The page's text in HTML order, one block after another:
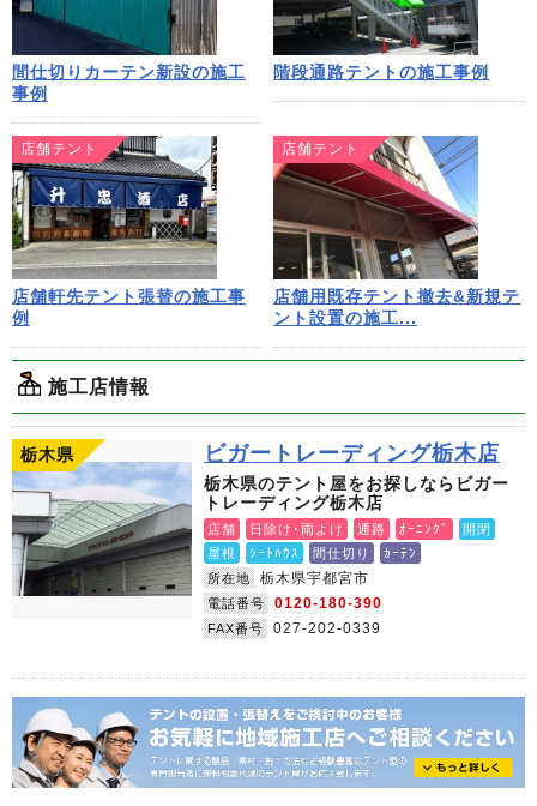
間仕切りカーテン新設の施工
事例
階段通路テントの施工事例
店舗テント
店舗軒先テント張替の施工事
例
店舗テント
店舗用既存テント撤去&新規テ
ント設置の施工...
施工店情報
栃木県 ビガートレーディング栃木店
栃木県のテント屋をお探しならビガー
トレーディング栃木店
店舗 日除け･雨よけ 通路 ｵｰﾆﾝｸﾞ
開閉
屋根
ｼｰﾄﾊｳｽ 間仕切り
ｶｰﾃﾝ
所在地
栃木県宇都宮市
電話番号 0120-180-390
FAX番号 027-202-0339